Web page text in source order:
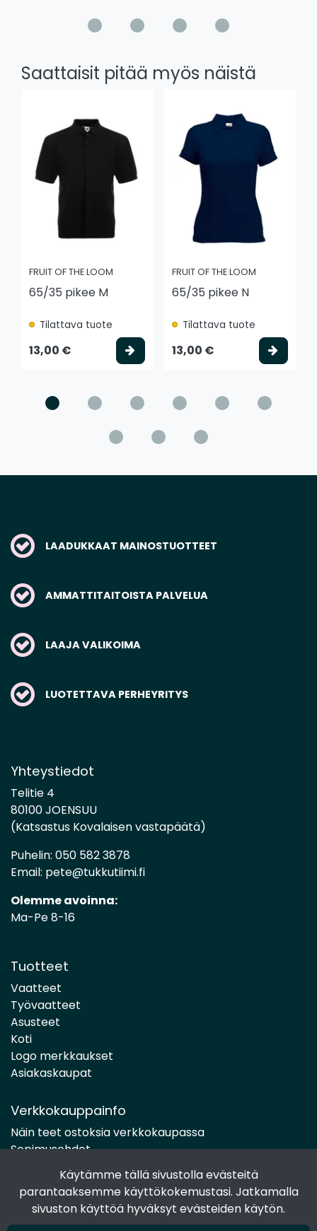
Käytämme tällä sivustolla evästeitä
parantaaksemme käyttökokemustasi. Jatkamalla
sivuston käyttöä hyväksyt evästeiden käytön.
Saattaisit pitää myös näistä
FRUIT OF THE LOOM
65/35 pikee M
Tilattava tuote
13,00 € Valitse vaihtoehto
FRUIT OF THE LOOM
65/35 pikee N
Tilattava tuote
13,00 €
LAADUKKAAT MAINOSTUOTTEET
AMMATTITAITOISTA PALVELUA
LAAJA VALIKOIMA
LUOTETTAVA PERHEYRITYS
Yhteystiedot
Telitie 4
80100 JOENSUU
(Katsastus Kovalaisen vastapäätä)
Puhelin: 050 582 3878
Email: pete@tukkutiimi.fi
Olemme avoinna:
Ma-Pe 8-16
Tuotteet
Vaatteet
Työvaatteet
Asusteet
Koti
Logo merkkaukset
Asiakaskaupat
Verkkokauppainfo
Näin teet ostoksia verkkokaupassa
Sopimusehdot
Toimitustavat
Maksutavat
Tietosuojaseloste